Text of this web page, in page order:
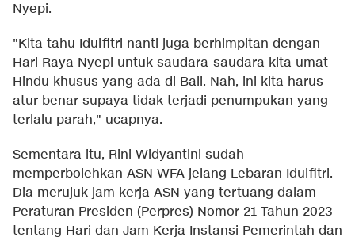
Nyepi.
"Kita tahu Idulfitri nanti juga berhimpitan dengan
Hari Raya Nyepi untuk saudara-saudara kita umat
Hindu khusus yang ada di Bali. Nah, ini kita harus
atur benar supaya tidak terjadi penumpukan yang
terlalu parah," ucapnya.
Sementara itu, Rini Widyantini sudah
memperbolehkan ASN WFA jelang Lebaran Idulfitri.
Dia merujuk jam kerja ASN yang tertuang dalam
Peraturan Presiden (Perpres) Nomor 21 Tahun 2023
tentang Hari dan Jam Kerja Instansi Pemerintah dan